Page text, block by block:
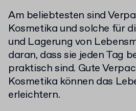
Am beliebtesten sind
Kosmetika und solche für
und Lagerung von
daran, dass sie jeden Tag
praktisch sind. Gute
Kosmetika können das
erleichtern.